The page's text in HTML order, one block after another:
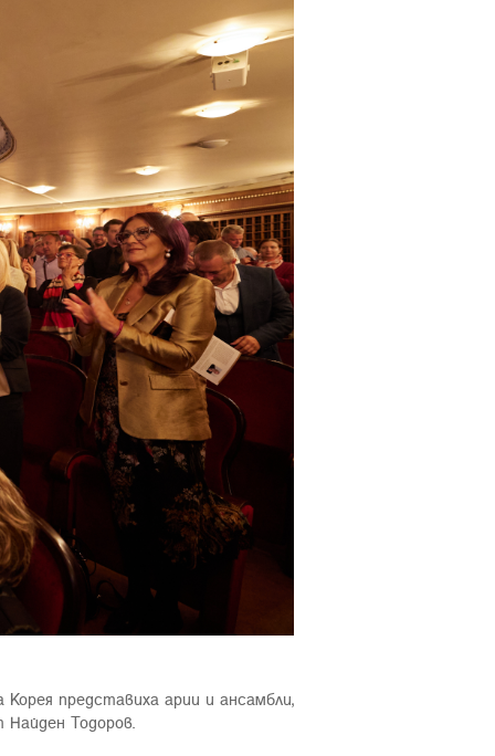
представиха арии и ансамбли,
Тодоров.